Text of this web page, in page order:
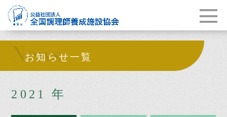
News
お知らせ一覧
2021 年